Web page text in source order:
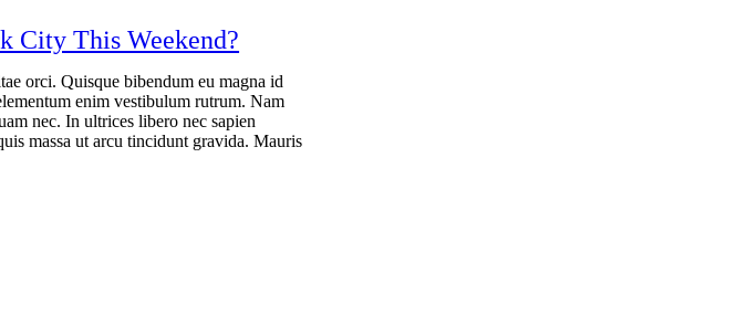
City This Weekend?
orci. Quisque bibendum eu magna id
enim vestibulum rutrum. Nam
nec. In ultrices libero nec sapien
massa ut arcu tincidunt gravida. Mauris